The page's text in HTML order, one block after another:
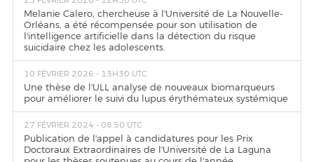
Melanie Calero, chercheuse à l'Université de La Nouvelle-
Orléans, a été récompensée pour son utilisation de
l'intelligence artificielle dans la détection du risque
suicidaire chez les adolescents.
10 FÉVRIER 2026 - 13H30 UTC
Une thèse de l'ULL analyse de nouveaux biomarqueurs
pour améliorer le suivi du lupus érythémateux systémique
27 FÉVRIER 2024 - 08:50 UTC
Publication de l'appel à candidatures pour les Prix
Doctoraux Extraordinaires de l'Université de La Laguna